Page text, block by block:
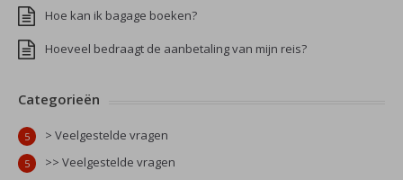
Hoe kan ik bagage boeken?
Hoeveel bedraagt de aanbetaling van mijn reis?
Categorieën
> Veelgestelde vragen
5
>> Veelgestelde vragen
5